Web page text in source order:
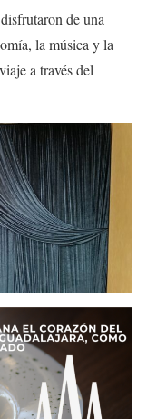
de una
la música y la
a través del